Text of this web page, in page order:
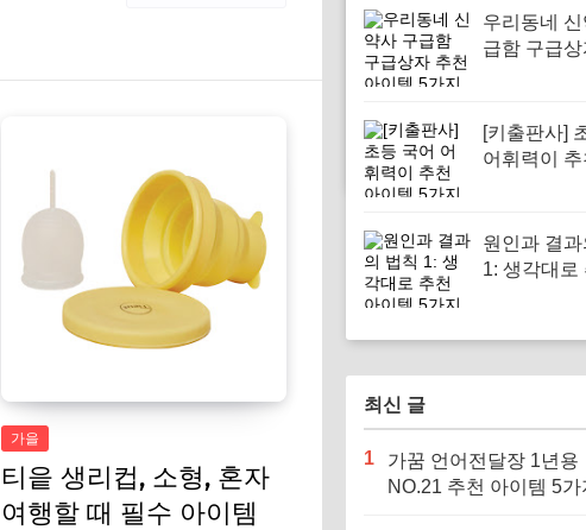
가을
티읕 생리컵, 소형, 혼자
여행할 때 필수 아이템
우리동네
급함 구급
[키출판사]
어휘력이
원인과 결
1: 생각대로
최신 글
1
가꿈 언어전달장 1년용
NO.21 추천 아이템 5가